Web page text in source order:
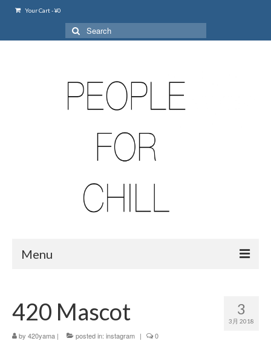
Your Cart-¥0
Search
for:
Menu
420 shibuya_info
420 shibuya_access
3
3月 2018
420 Mascot
by 420yama | posted in: instagram | 0